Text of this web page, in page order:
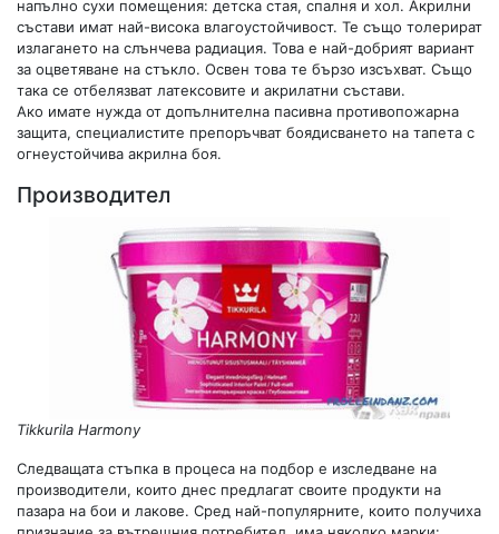
напълно сухи помещения: детска стая, спалня и хол. Акрилни
състави имат най-висока влагоустойчивост. Те също толерират
излагането на слънчева радиация. Това е най-добрият вариант
за оцветяване на стъкло. Освен това те бързо изсъхват. Също
така се отбелязват латексовите и акрилатни състави.
Ако имате нужда от допълнителна пасивна противопожарна
защита, специалистите препоръчват боядисването на тапета с
огнеустойчива акрилна боя.
Производител
Tikkurila Harmony
Следващата стъпка в процеса на подбор е изследване на
производители, които днес предлагат своите продукти на
пазара на бои и лакове. Сред най-популярните, които получиха